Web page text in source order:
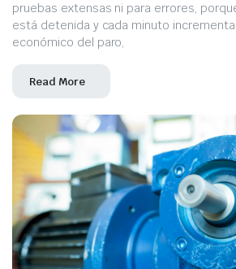
pruebas extensas ni para errores,
está detenida y cada minuto
económico del paro,
Read More